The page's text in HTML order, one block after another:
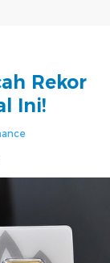
Rekor
Ini!